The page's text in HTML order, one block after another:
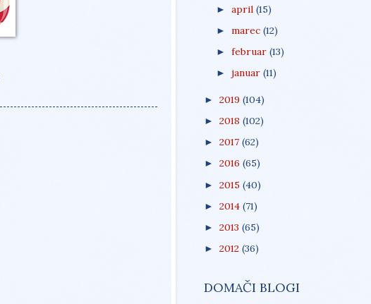
► april (15)
► marec (12)
► februar (13)
► januar (11)
► 2019 (104)
► 2018 (102)
► 2017 (62)
► 2016 (65)
► 2015 (40)
► 2014 (71)
► 2013 (65)
► 2012 (36)
DOMAČI BLOGI